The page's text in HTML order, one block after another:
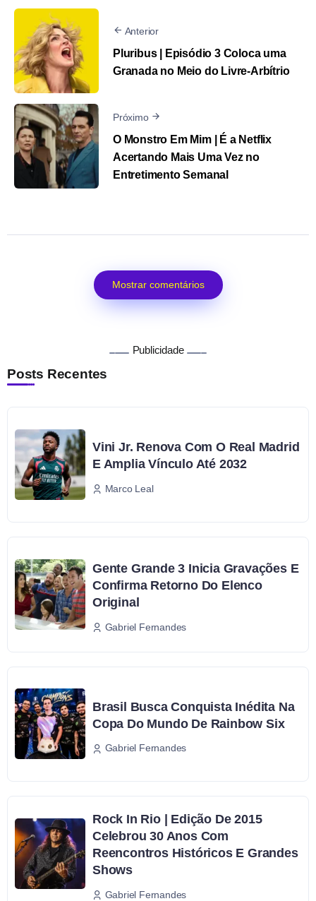
Anterior
Pluribus | Episódio 3 Coloca uma
Granada no Meio do Livre-Arbítrio
Próximo
O Monstro Em Mim | É a Netflix
Acertando Mais Uma Vez no
Entretimento Semanal
Mostrar comentários
Publicidade
Posts Recentes
Vini Jr. Renova Com O Real Madrid
E Amplia Vínculo Até 2032
Marco Leal
Gente Grande 3 Inicia Gravações E
Confirma Retorno Do Elenco
Original
Gabriel Fernandes
Brasil Busca Conquista Inédita Na
Copa Do Mundo De Rainbow Six
Gabriel Fernandes
Rock In Rio | Edição De 2015
Celebrou 30 Anos Com
Reencontros Históricos E Grandes
Shows
Gabriel Fernandes